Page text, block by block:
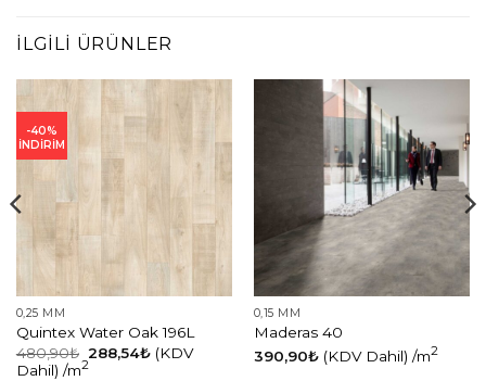
İLGILI ÜRÜNLER
-40%
İNDİRİM
0,25 MM
Quintex Water Oak 196L
480,90₺ 288,54₺ (KDV
Dahil) /m2
0,15 MM
Maderas 40
390,90₺ (KDV Dahil) /m2